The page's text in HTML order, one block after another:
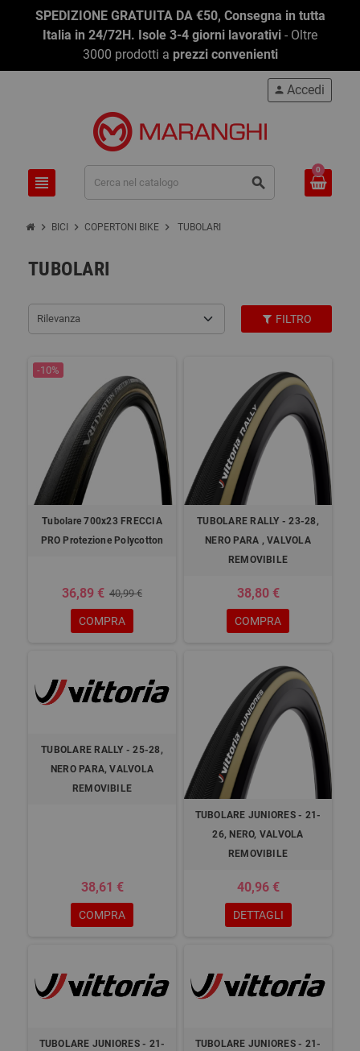
SPEDIZIONE GRATUITA DA €50, Consegna in tutta
Italia in 24/72H. Isole 3-4 giorni lavorativi - Oltre
3000 prodotti a prezzi convenienti
view_headline search
person Accedi
0
chevron_right BICI chevron_right COPERTONI BIKE chevron_right TUBOLARI
TUBOLARI
Rilevanza FILTRO
-10%
Tubolare 700x23 FRECCIA
PRO Protezione Polycotton
36,89 € 40,99 €
COMPRA
TUBOLARE RALLY - 23-28,
NERO PARA , VALVOLA
REMOVIBILE
38,80 €
COMPRA
TUBOLARE RALLY - 25-28,
NERO PARA, VALVOLA
REMOVIBILE
38,61 €
COMPRA
TUBOLARE JUNIORES - 21-
26, NERO, VALVOLA
REMOVIBILE
40,96 €
DETTAGLI
TUBOLARE JUNIORES - 21-
TUBOLARE JUNIORES - 21-